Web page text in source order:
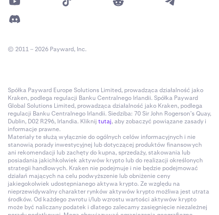
© 2011 – 2026 Payward, Inc.
Spółka Payward Europe Solutions Limited, prowadząca działalność jako
Kraken, podlega regulacji Banku Centralnego Irlandii. Spółka Payward
Global Solutions Limited, prowadząca działalność jako Kraken, podlega
regulacji Banku Centralnego Irlandii. Siedziba: 70 Sir John Rogerson’s Quay,
Dublin, D02 R296, Irlandia. Kliknij tutaj, aby zobaczyć powiązane zasady i
informacje prawne.
Materiały te służą wyłącznie do ogólnych celów informacyjnych i nie
stanowią porady inwestycyjnej lub dotyczącej produktów finansowych
ani rekomendacji lub zachęty do kupna, sprzedaży, stakowania lub
posiadania jakichkolwiek aktywów krypto lub do realizacji określonych
strategii handlowych. Kraken nie podejmuje i nie będzie podejmować
działań mających na celu podwyższenie lub obniżenie ceny
jakiegokolwiek udostępnianego aktywa krypto. Ze względu na
nieprzewidywalny charakter rynków aktywów krypto możliwa jest utrata
środków. Od każdego zwrotu i/lub wzrostu wartości aktywów krypto
może być naliczany podatek i dlatego zalecamy zasięgnięcie niezależnej